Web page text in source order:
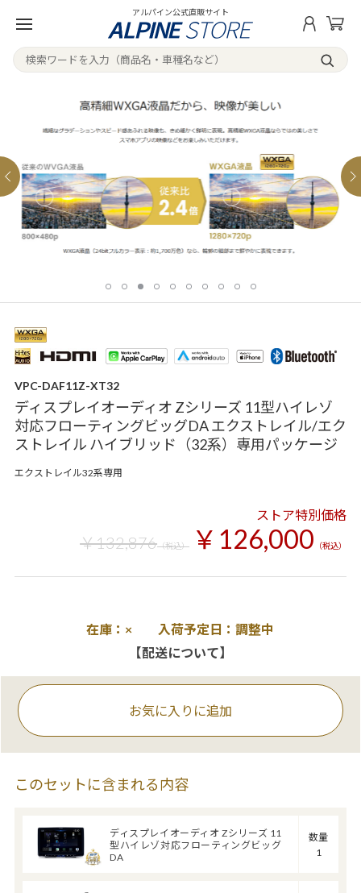
アルパイン公式直販サイト
VPC-DAF11Z-XT32
ディスプレイオーディオ Zシリーズ 11型ハイレゾ
対応フローティングビッグDA エクストレイル/エク
ストレイル ハイブリッド（32系）専用パッケージ
エクストレイル32系専用
ストア特別価格
￥132,876（税込） ￥126,000 （税込）
在庫：× 入荷予定日：調整中
【配送について】
お気に入りに追加
このセットに含まれる内容
ディスプレイオーディオ Zシリーズ 11
型ハイレゾ対応フローティングビッグ
DA
数量
1